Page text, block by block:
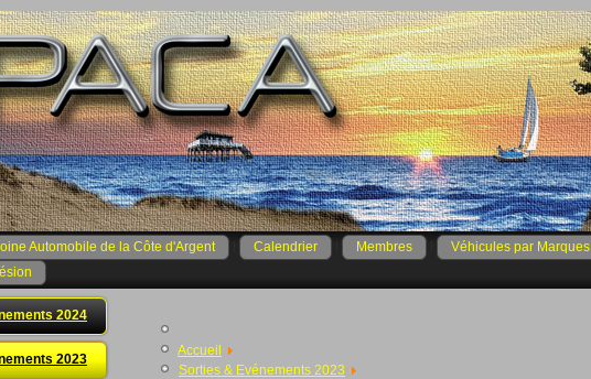
Automobile de la Côte d'Argent Calendrier Membres Véhicules par Marques
2024
2023
Accueil
Sorties & Evénements 2023